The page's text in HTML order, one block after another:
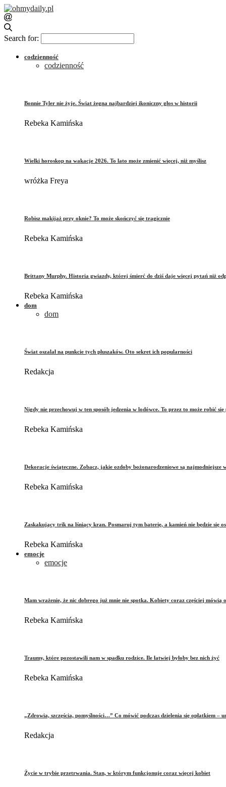
Search for:
codzienność
codzienność
Bonnie Tyler nie żyje. Świat żegna najbardziej ikoniczny głos w historii
Rebeka Kamińska
Wielki horoskop na wakacje 2026. To lato może zmienić więcej, niż myślisz
wróżka Freya
Robisz makijaż przy oknie? To może skończyć się tragicznie
Rebeka Kamińska
Brittany Murphy. Historia gwiazdy, której śmierć do dziś daje więcej pytań niż
Rebeka Kamińska
dom
dom
Świat oszalał na punkcie tych pluszaków. Oto sekret ich popularności
Redakcja
Nigdy nie przechowuj w ten sposób jedzenia w lodówce. To przez to może robić się
Rebeka Kamińska
Dekoracje świąteczne. Zobacz, jakie ozdoby bożonarodzeniowe są najmodniejsze
Rebeka Kamińska
Zaskakujący trik na lśniący kran. Posmaruj tym baterię, a kamień nie będzie się
Rebeka Kamińska
emocje
emocje
Mam wrażenie, że nic dobrego już mnie nie spotka. Kobiety coraz częściej mówią
Rebeka Kamińska
Traumy, które pozostawili nam w spadku rodzice. Ile łatwiej byłoby bez nich żyć
Rebeka Kamińska
„Zdrowia, szczęścia, pomyślności…” Co mówić podczas dzielenia się opłatkiem –
Redakcja
Życie w trybie przetrwania. Stan, w którym funkcjonuje coraz więcej kobiet